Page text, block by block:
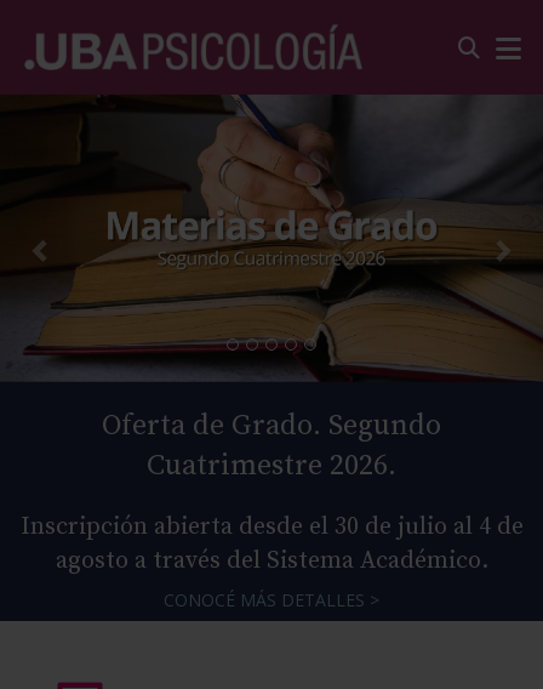
Oferta de Grado. Segundo
Cuatrimestre 2026.
Inscripción abierta desde el 30 de julio al 4 de
agosto a través del Sistema Académico.
CONOCÉ MÁS DETALLES >